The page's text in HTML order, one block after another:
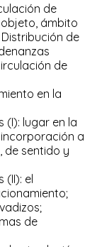
de
ámbito
de
de
en la
(I): lugar en la
a
de sentido y
(II): el
de